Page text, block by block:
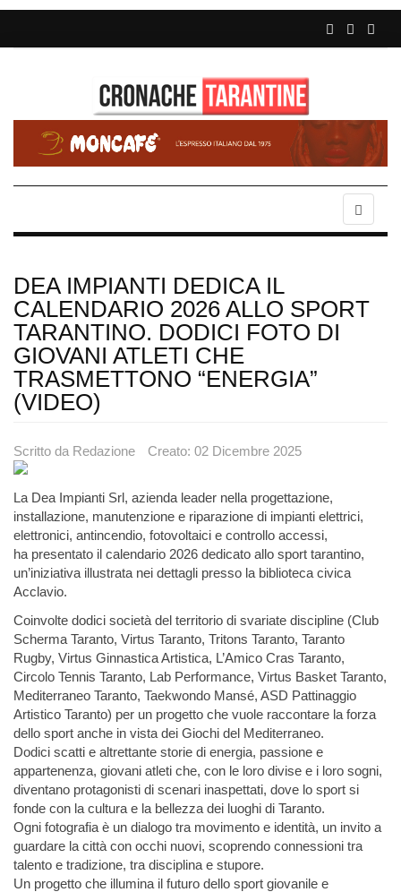
DEA IMPIANTI DEDICA IL
CALENDARIO 2026 ALLO SPORT
TARANTINO. DODICI FOTO DI
GIOVANI ATLETI CHE
TRASMETTONO “ENERGIA”
(VIDEO)
Scritto da Redazione Creato: 02 Dicembre 2025
La Dea Impianti Srl, azienda leader nella progettazione,
installazione, manutenzione e riparazione di impianti elettrici,
elettronici, antincendio, fotovoltaici e controllo accessi,
ha presentato il calendario 2026 dedicato allo sport tarantino,
un’iniziativa illustrata nei dettagli presso la biblioteca civica
Acclavio.
Coinvolte dodici società del territorio di svariate discipline (Club
Scherma Taranto, Virtus Taranto, Tritons Taranto, Taranto
Rugby, Virtus Ginnastica Artistica, L’Amico Cras Taranto,
Circolo Tennis Taranto, Lab Performance, Virtus Basket Taranto,
Mediterraneo Taranto, Taekwondo Mansé, ASD Pattinaggio
Artistico Taranto) per un progetto che vuole raccontare la forza
dello sport anche in vista dei Giochi del Mediterraneo.
Dodici scatti e altrettante storie di energia, passione e
appartenenza, giovani atleti che, con le loro divise e i loro sogni,
diventano protagonisti di scenari inaspettati, dove lo sport si
fonde con la cultura e la bellezza dei luoghi di Taranto.
Ogni fotografia è un dialogo tra movimento e identità, un invito a
guardare la città con occhi nuovi, scoprendo connessioni tra
talento e tradizione, tra disciplina e stupore.
Un progetto che illumina il futuro dello sport giovanile e